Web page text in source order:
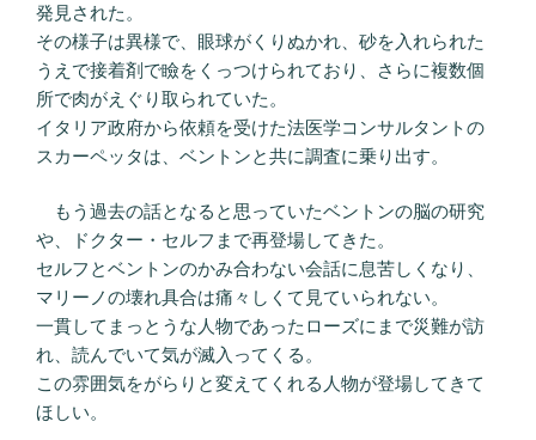
発見された。
その様子は異様で、眼球がくりぬかれ、砂を入れられた
うえで接着剤で瞼をくっつけられており、さらに複数個
所で肉がえぐり取られていた。
イタリア政府から依頼を受けた法医学コンサルタントの
スカーペッタは、ベントンと共に調査に乗り出す。
もう過去の話となると思っていたベントンの脳の研究
や、ドクター・セルフまで再登場してきた。
セルフとベントンのかみ合わない会話に息苦しくなり、
マリーノの壊れ具合は痛々しくて見ていられない。
一貫してまっとうな人物であったローズにまで災難が訪
れ、読んでいて気が滅入ってくる。
この雰囲気をがらりと変えてくれる人物が登場してきて
ほしい。